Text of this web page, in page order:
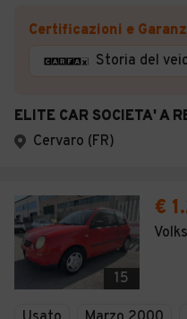
Certificazioni e
Storia del
Cervaro (FR)
15
€